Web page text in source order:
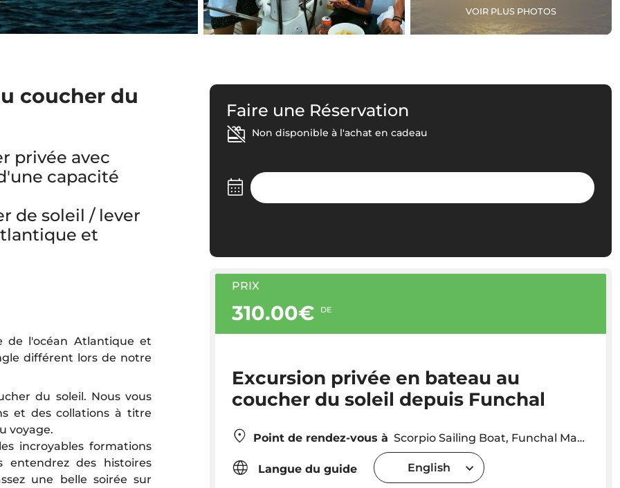
VOIR PLUS PHOTOS
coucher du
privée avec
capacité
de soleil / lever
et
de l'océan Atlantique et
différent lors de notre
du soleil. Nous vous
et des collations à titre
voyage.
incroyables formations
entendrez des histoires
une belle soirée sur
Faire une Réservation
Non disponible à l'achat en cadeau
PRIX
310.00€ DE
Excursion privée en bateau au
coucher du soleil depuis Funchal
Point de rendez-vous à Scorpio Sailing Boat, Funchal Marina
Langue du guide English